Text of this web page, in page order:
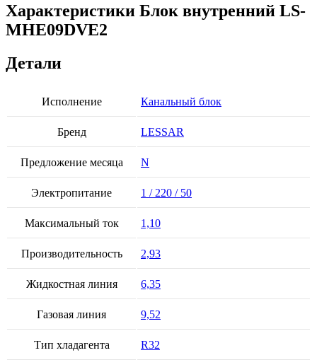
LS-
MHE09DVE2
Характеристики Блок внутренний LS-
MHE09DVE2
Детали
Исполнение Канальный блок
Бренд LESSAR
Предложение месяца N
Электропитание 1 / 220 / 50
Максимальный ток 1,10
Производительность 2,93
Жидкостная линия 6,35
Газовая линия 9,52
Тип хладагента R32